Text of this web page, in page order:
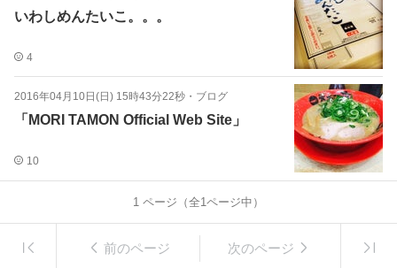
いわしめんたいこ。。。
4
2016年04月10日(日) 15時43分22秒 ・ ブログ
「MORI TAMON Official Web Site」
10
1 ページ（全1ページ中）
前のページ 次のページ